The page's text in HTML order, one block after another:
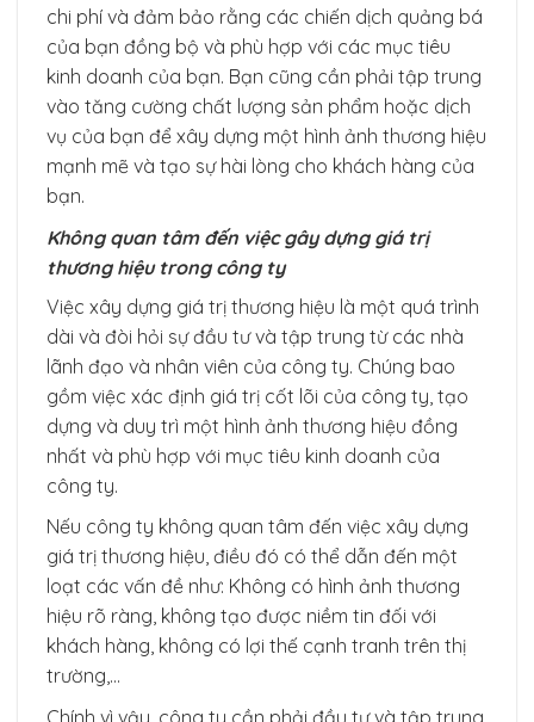
chi phí và đảm bảo rằng các chiến dịch quảng bá
của bạn đồng bộ và phù hợp với các mục tiêu
kinh doanh của bạn. Bạn cũng cần phải tập trung
vào tăng cường chất lượng sản phẩm hoặc dịch
vụ của bạn để xây dựng một hình ảnh thương hiệu
mạnh mẽ và tạo sự hài lòng cho khách hàng của
bạn.
Không quan tâm đến việc gây dựng giá trị
thương hiệu trong công ty
Việc xây dựng giá trị thương hiệu là một quá trình
dài và đòi hỏi sự đầu tư và tập trung từ các nhà
lãnh đạo và nhân viên của công ty. Chúng bao
gồm việc xác định giá trị cốt lõi của công ty, tạo
dựng và duy trì một hình ảnh thương hiệu đồng
nhất và phù hợp với mục tiêu kinh doanh của
công ty.
Nếu công ty không quan tâm đến việc xây dựng
giá trị thương hiệu, điều đó có thể dẫn đến một
loạt các vấn đề như: Không có hình ảnh thương
hiệu rõ ràng, không tạo được niềm tin đối với
khách hàng, không có lợi thế cạnh tranh trên thị
trường,…
Chính vì vậy, công ty cần phải đầu tư và tập trung